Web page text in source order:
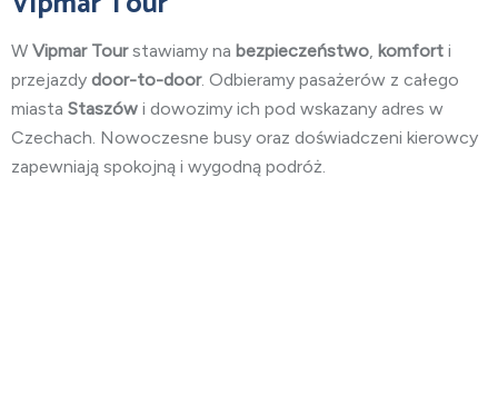
W Vipmar Tourstawiamy na bezpieczeństwo, komfort i
przejazdy door-to-door. Odbieramy pasażerów z całego
miasta Staszów i dowozimy ich pod wskazany adres w
Czechach. Nowoczesne busy oraz doświadczeni kierowcy
zapewniają spokojną i wygodną podróż.